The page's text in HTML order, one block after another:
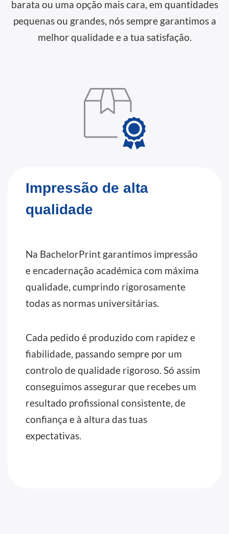
barata ou uma opção mais cara, em quantidades
pequenas ou grandes, nós sempre garantimos a
melhor qualidade e a tua satisfação.
Impressão de alta
qualidade
Na BachelorPrint garantimos impressão
e encadernação académica com máxima
qualidade, cumprindo rigorosamente
todas as normas universitárias.
Cada pedido é produzido com rapidez e
fiabilidade, passando sempre por um
controlo de qualidade rigoroso. Só assim
conseguimos assegurar que recebes um
resultado profissional consistente, de
confiança e à altura das tuas
expectativas.